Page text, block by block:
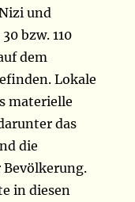
und
bzw. 110
dem
Lokale
materielle
das
die
Bevölkerung.
in diesen